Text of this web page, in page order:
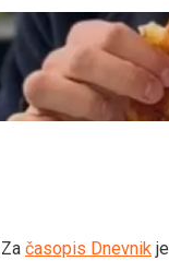
Za časopis Dnevnik je